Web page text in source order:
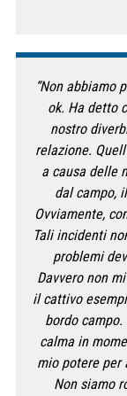
“Non abbiamo
ok. Ha detto
nostro
relazione.
a causa delle
dal campo,
Ovviamente,
Tali incidenti
problemi
Davvero non
il cattivo
bordo
calma in
mio potere per
Non siamo